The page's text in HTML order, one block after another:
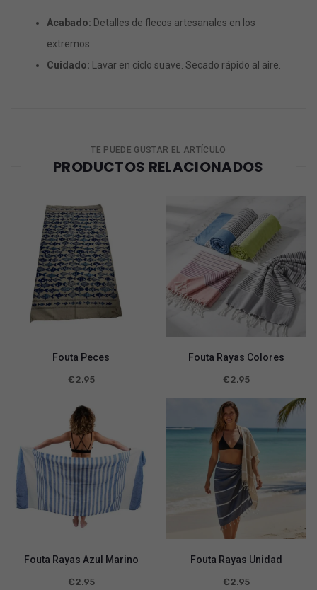
Acabado: Detalles de flecos artesanales en los
extremos.
Cuidado: Lavar en ciclo suave. Secado rápido al aire.
TE PUEDE GUSTAR EL ARTÍCULO
PRODUCTOS RELACIONADOS
Fouta Peces
€2.95
Fouta Rayas Colores
€2.95
Fouta Rayas Azul Marino
€2.95
Fouta Rayas Unidad
€2.95